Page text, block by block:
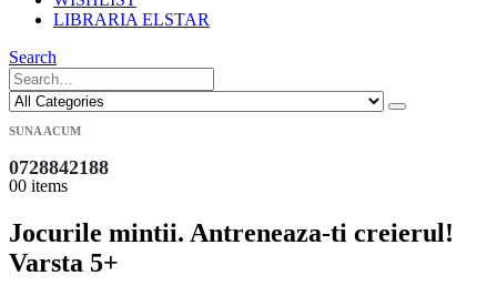
LIBRARIA ELSTAR
Search
SUNA ACUM
0728842188
00 items
Jocurile mintii. Antreneaza-ti creierul!
Varsta 5+